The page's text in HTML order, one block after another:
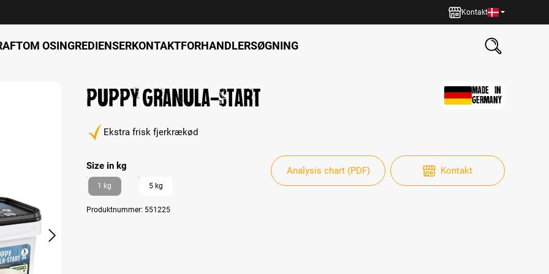
Kontakt
OM OSINGREDIENSERKONTAKTFORHANDLERSØGNING
Puppy Granula-Start
MADE IN
GERMANY
Ekstra frisk fjerkrækød
Select
Size in kg
1 kg 5 kg
Produktnummer: 551225
Analysis chart (PDF) Kontakt